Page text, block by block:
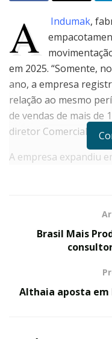
A Indumak,
em 2025. “Somente,
ano, a empresa
relação ao mesmo
de vendas de mais de
diretor Comercial da
A empresa expandiu
próximos 4 anos. O
principal mercado
construção civil e
interno quanto nas
exportação em 40%,
Brasil Mais
Althaia aposta em